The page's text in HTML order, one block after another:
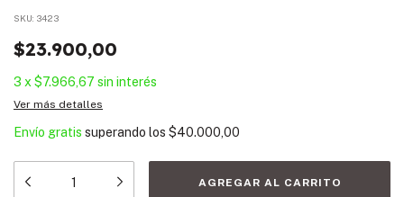
SKU: 3423
$23.900,00
3 x $7.966,67 sin interés
Ver más detalles
Envío gratis superando los $40.000,00